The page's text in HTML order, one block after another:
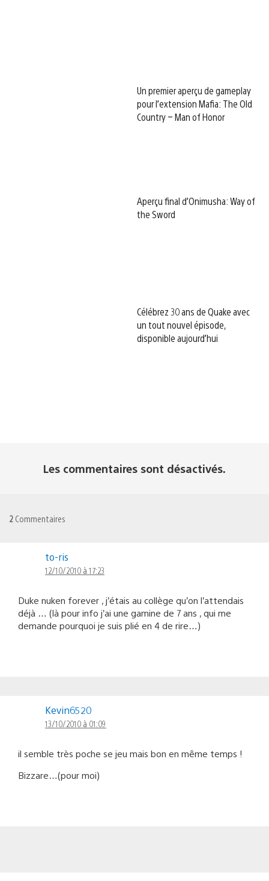
Un premier aperçu de gameplay
pour l’extension Mafia: The Old
Country – Man of Honor
Aperçu final d’Onimusha: Way of
the Sword
Célébrez 30 ans de Quake avec
un tout nouvel épisode,
disponible aujourd’hui
Les commentaires sont désactivés.
2 Commentaires
to-ris
12/10/2010 à 17:23
Duke nuken forever , j’étais au collège qu’on l’attendais
déjà … (là pour info j’ai une gamine de 7 ans , qui me
demande pourquoi je suis plié en 4 de rire…)
Kevin6520
13/10/2010 à 01:09
il semble très poche se jeu mais bon en même temps !
Bizzare…(pour moi)